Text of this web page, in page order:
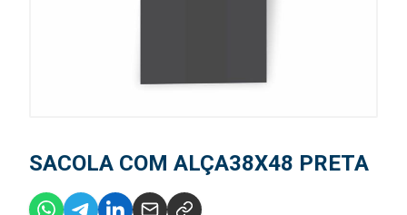
SACOLA COM ALÇA38X48 PRETA